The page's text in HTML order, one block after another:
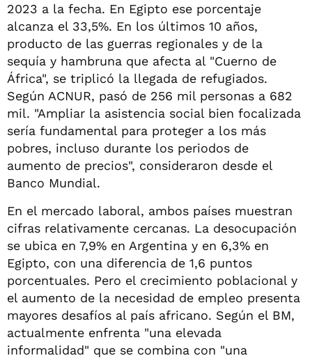
2023 a la fecha. En Egipto ese porcentaje
alcanza el 33,5%. En los últimos 10 años,
producto de las guerras regionales y de la
sequía y hambruna que afecta al "Cuerno de
África", se triplicó la llegada de refugiados.
Según ACNUR, pasó de 256 mil personas a 682
mil. "Ampliar la asistencia social bien focalizada
sería fundamental para proteger a los más
pobres, incluso durante los periodos de
aumento de precios", consideraron desde el
Banco Mundial.
En el mercado laboral, ambos países muestran
cifras relativamente cercanas. La desocupación
se ubica en 7,9% en Argentina y en 6,3% en
Egipto, con una diferencia de 1,6 puntos
porcentuales. Pero el crecimiento poblacional y
el aumento de la necesidad de empleo presenta
mayores desafíos al país africano. Según el BM,
actualmente enfrenta "una elevada
informalidad" que se combina con "una